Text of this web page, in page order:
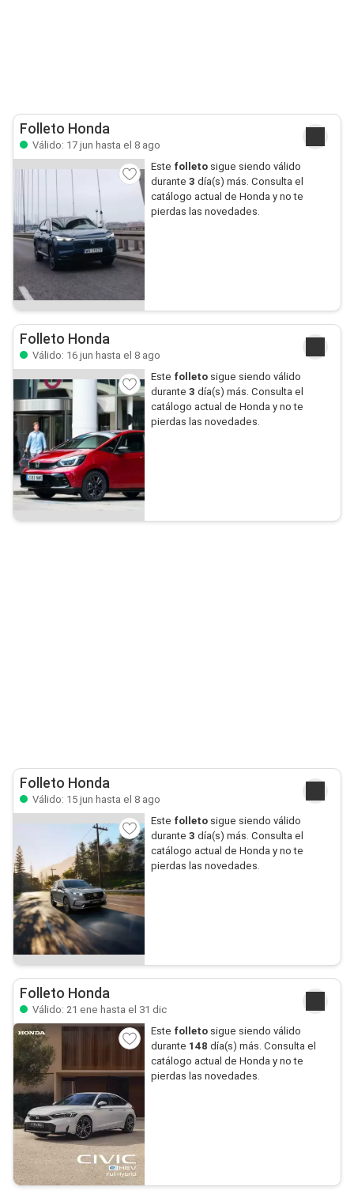
Folleto Honda
Válido: 17 jun hasta el 8 ago
Este folletosigue siendo válido
durante 3 día(s) más. Consulta el
catálogo actual de Honda y no te
pierdas las novedades.
Folleto Honda
Válido: 16 jun hasta el 8 ago
Este folletosigue siendo válido
durante 3 día(s) más. Consulta el
catálogo actual de Honda y no te
pierdas las novedades.
Folleto Honda
Válido: 15 jun hasta el 8 ago
Este folletosigue siendo válido
durante 3 día(s) más. Consulta el
catálogo actual de Honda y no te
pierdas las novedades.
Folleto Honda
Válido: 21 ene hasta el 31 dic
Este folletosigue siendo válido
durante 148 día(s) más. Consulta el
catálogo actual de Honda y no te
pierdas las novedades.